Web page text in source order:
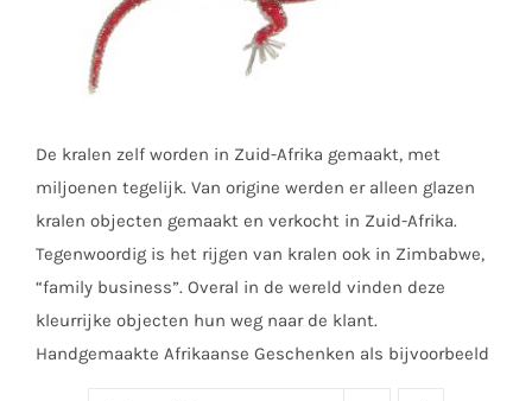
De kralen zelf worden in Zuid-Afrika gemaakt, met
miljoenen tegelijk. Van origine werden er alleen glazen
kralen objecten gemaakt en verkocht in Zuid-Afrika.
Tegenwoordig is het rijgen van kralen ook in Zimbabwe,
“family business”. Overal in de wereld vinden deze
kleurrijke objecten hun weg naar de klant.
Handgemaakte Afrikaanse Geschenken als bijvoorbeeld